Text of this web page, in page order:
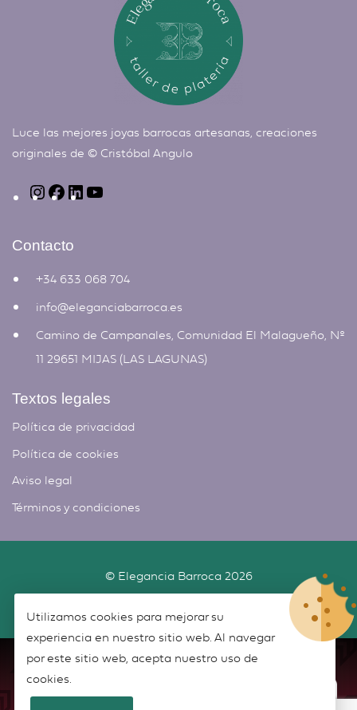
Luce las mejores joyas barrocas artesanas, creaciones
originales de © Cristóbal Angulo
Contacto
+34 633 068 704
info@eleganciabarroca.es
Camino de Campanales, Comunidad El Malagueño, Nº
11 29651 MIJAS (LAS LAGUNAS)
Textos legales
Política de privacidad
Política de cookies
Aviso legal
Términos y condiciones
© Elegancia Barroca2026
Utilizamos cookies para mejorar su
experiencia en nuestro sitio web. Al navegar
por este sitio web, acepta nuestro uso de
cookies.